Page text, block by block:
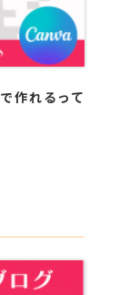
作れるって